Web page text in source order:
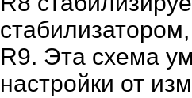
R9. Эта схема
настройки от